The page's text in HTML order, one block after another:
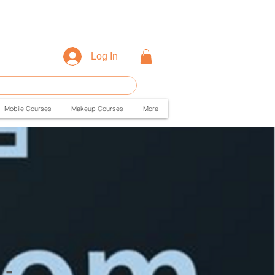
Log In
Mobile Courses Makeup Courses More